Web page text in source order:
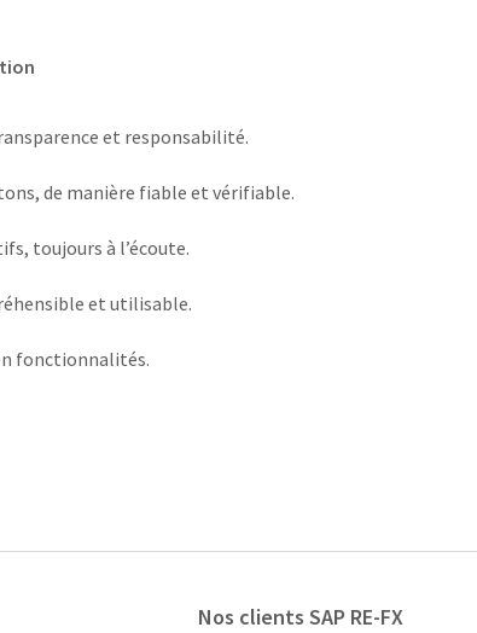
et responsabilité.
de manière fiable et vérifiable.
toujours à l’écoute.
et utilisable.
fonctionnalités.
Nos clients SAP RE-FX